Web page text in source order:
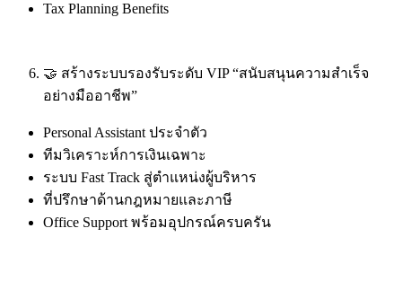
Tax Planning Benefits
🤝 สร้างระบบรองรับระดับ VIP “สนับสนุนความสำเร็จ
อย่างมืออาชีพ”
Personal Assistant ประจำตัว
ทีมวิเคราะห์การเงินเฉพาะ
ระบบ Fast Track สู่ตำแหน่งผู้บริหาร
ที่ปรึกษาด้านกฎหมายและภาษี
Office Support พร้อมอุปกรณ์ครบครัน